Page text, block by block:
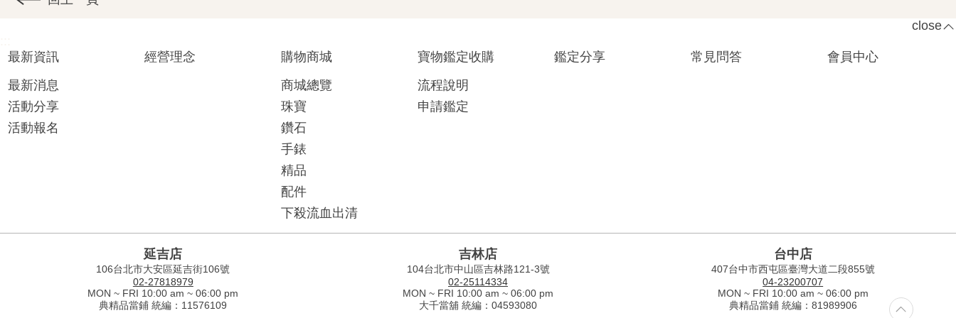
close
最新資訊
最新消息
活動分享
活動報名
經營理念
購物商城
商城總覽
珠寶
鑽石
手錶
精品
配件
下殺流血出清
寶物鑑定收購
流程說明
申請鑑定
鑑定分享 常見問答 會員中心
延吉店
106台北市大安區延吉街106號
02-27818979
MON ~ FRI 10:00 am ~ 06:00 pm
典精品當鋪 統編：11576109
吉林店
104台北市中山區吉林路121-3號
02-25114334
MON ~ FRI 10:00 am ~ 06:00 pm
大千當舖 統編：04593080
台中店
407台中市西屯區臺灣大道二段855號
04-23200707
MON ~ FRI 10:00 am ~ 06:00 pm
典精品當鋪 統編：81989906